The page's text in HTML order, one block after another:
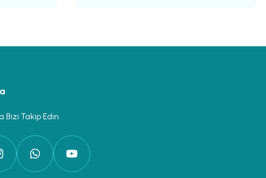
Bizi Takip Edin.